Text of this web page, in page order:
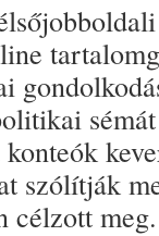
szólítják
célzott meg.